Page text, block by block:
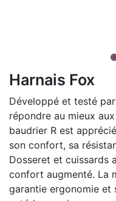
Harnais Fox
Développé et testé
répondre au mieux
baudrier R est
son confort, sa
Dosseret et cuissards
confort augmenté. La
garantie ergonomie et